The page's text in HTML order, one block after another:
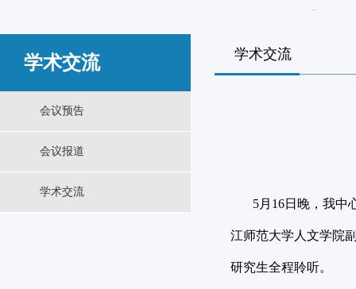
学术交流
会议预告
会议报道
学术交流
学术交流
5月16日晚，我中心
江师范大学人文学院
研究生全程聆听。